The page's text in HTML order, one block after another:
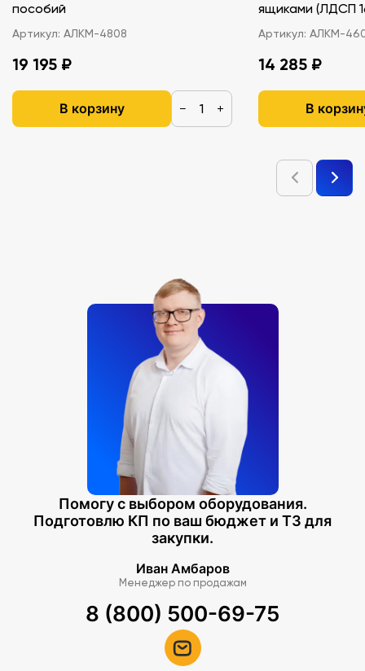
пособий
Артикул: АЛКМ-4808
19 195 ₽
В корзину − +
ящиками
Артикул: АЛКМ-
14 285 ₽
В
Помогу с выбором оборудования.
Подготовлю КП по ваш бюджет и ТЗ для
закупки.
Иван Амбаров
Менеджер по продажам
8 (800) 500-69-75